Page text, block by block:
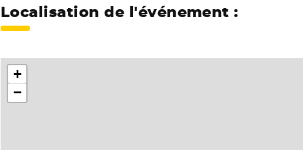
Localisation de l'événement :
+
−